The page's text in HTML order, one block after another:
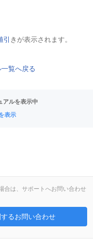
きが表示されます。
覧へ戻る
アルを表示中
表示
合は、サポートへお問い合わせ
るお問い合わせ